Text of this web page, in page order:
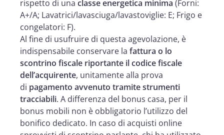
rispetto di una classe energetica minima (Forni:
A+/A; Lavatrici/lavasciuga/lavastoviglie: E; Frigo e
congelatori: F).
Al fine di usufruire di questa agevolazione, è
indispensabile conservare la fattura o lo
scontrino fiscale riportante il codice fiscale
dell’acquirente, unitamente alla prova
di pagamento avvenuto tramite strumenti
tracciabili. A differenza del bonus casa, per il
bonus mobili non è obbligatorio l’utilizzo del
bonifico dedicato. In caso di acquisti online